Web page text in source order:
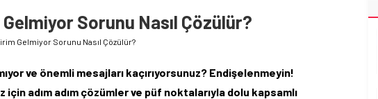
Hızına Sahip Evnia Oyun Monitörünü Tanıttı
Sorunu Nasıl Çözülür?
Gelmiyor Sorunu Nasıl Çözülür?
ve önemli mesajları kaçırıyorsunuz? Endişelenmeyin!
için adım adım çözümler ve püf noktalarıyla dolu kapsamlı